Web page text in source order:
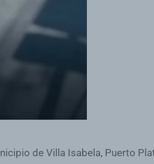
de Villa Isabela, Puerto